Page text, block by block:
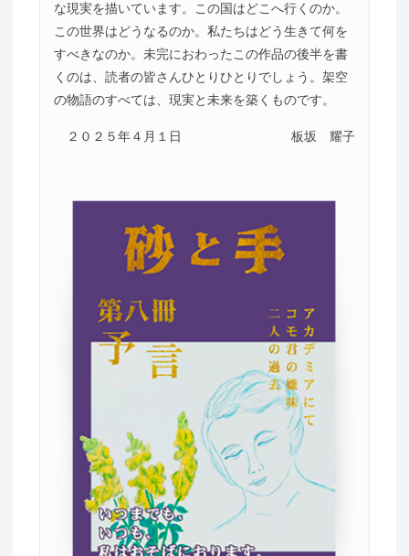
な現実を描いています。この国はどこへ行くのか。
この世界はどうなるのか。私たちはどう生きて何を
すべきなのか。未完におわったこの作品の後半を書
くのは、読者の皆さんひとりひとりでしょう。架空
の物語のすべては、現実と未来を築くものです。
２０２５年４月１日 板坂 耀子